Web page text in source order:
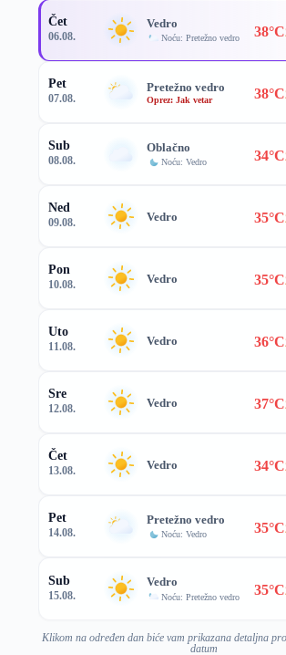
Čet
06.08.
Vedro
Noću: Pretežno vedro 38°C
Pet
07.08.
Pretežno vedro
Oprez: Jak vetar 38°C
Sub
08.08.
Oblačno
Noću: Vedro 34°C
Ned
09.08. Vedro 35°C
Pon
10.08. Vedro 35°C
Uto
11.08. Vedro 36°C
Sre
12.08. Vedro 37°C
Čet
13.08. Vedro 34°C
Pet
14.08.
Pretežno vedro
Noću: Vedro 35°C
Sub
15.08.
Vedro
Noću: Pretežno vedro 35°C
Klikom na određen dan biće vam prikazana detaljna
datum